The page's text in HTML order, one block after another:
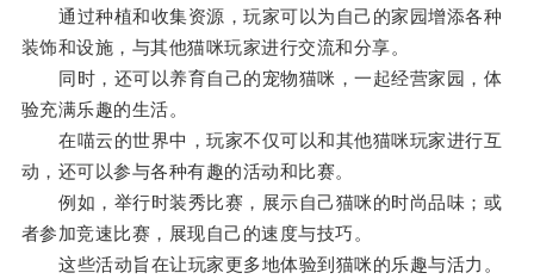
通过种植和收集资源，玩家可以为自己的家园增添各种
装饰和设施，与其他猫咪玩家进行交流和分享。
同时，还可以养育自己的宠物猫咪，一起经营家园，体
验充满乐趣的生活。
在喵云的世界中，玩家不仅可以和其他猫咪玩家进行互
动，还可以参与各种有趣的活动和比赛。
例如，举行时装秀比赛，展示自己猫咪的时尚品味；或
者参加竞速比赛，展现自己的速度与技巧。
这些活动旨在让玩家更多地体验到猫咪的乐趣与活力。